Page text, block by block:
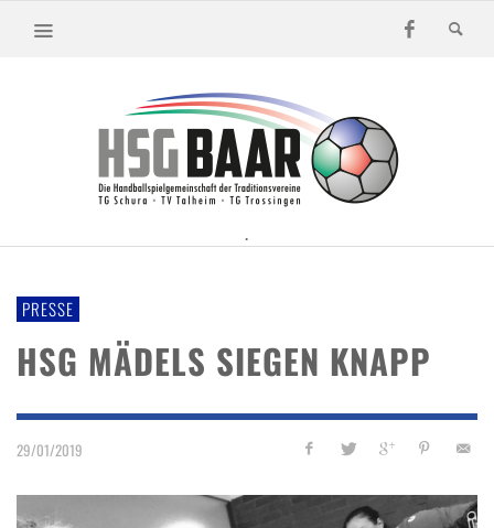
.
PRESSE
HSG MÄDELS SIEGEN KNAPP
29/01/2019